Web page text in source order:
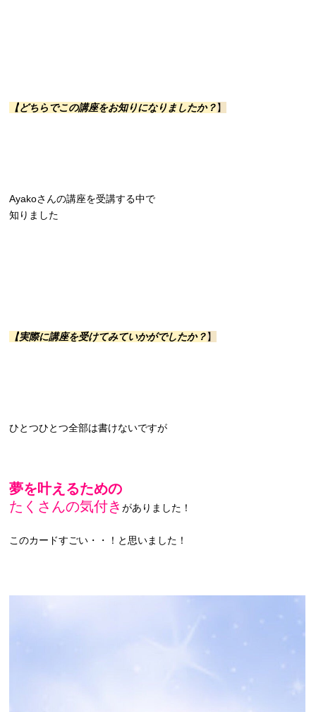
【どちらでこの講座をお知りになりましたか？】
Ayakoさんの講座を受講する中で
知りました
【実際に講座を受けてみていかがでしたか？】
ひとつひとつ全部は書けないですが
夢を叶えるための
たくさんの気付きがありました！
このカードすごい・・！と思いました！